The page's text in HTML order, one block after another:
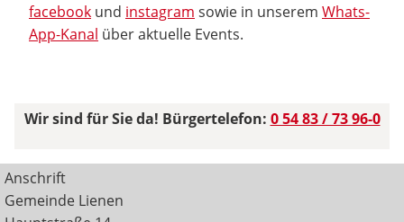
facebook und instagram sowie in unserem Whats-
App-Kanal über aktuelle Events.
Wir sind für Sie da! Bürgertelefon: 0 54 83 / 73 96-0
Anschrift
Gemeinde Lienen